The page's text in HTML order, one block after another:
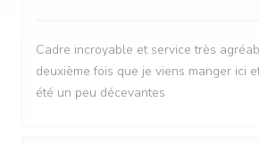
Cadre incroyable et service très
deuxième fois que je viens manger ici
été un peu décevantes